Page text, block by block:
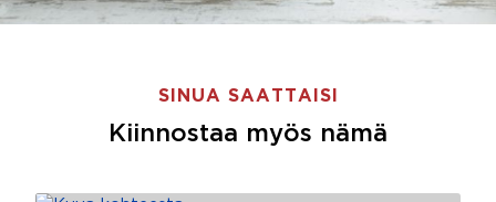
SINUA SAATTAISI
Kiinnostaa myös nämä